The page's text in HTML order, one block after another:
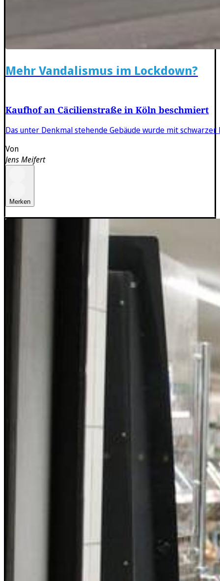
Mehr Vandalismus im Lockdown?
Kaufhof an Cäcilienstraße in Köln beschmiert
Das unter Denkmal stehende Gebäude wurde mit
Von
Jens Meifert
Merken